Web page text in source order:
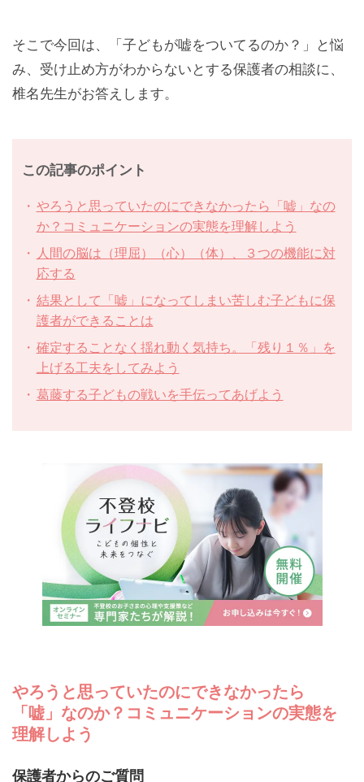
そこで今回は、「子どもが嘘をついてるのか？」と悩
み、受け止め方がわからないとする保護者の相談に、
椎名先生がお答えします。
この記事のポイント
やろうと思っていたのにできなかったら「嘘」なの
か？コミュニケーションの実態を理解しよう
人間の脳は（理屈）（心）（体）、３つの機能に対
応する
結果として「嘘」になってしまい苦しむ子どもに保
護者ができることは
確定することなく揺れ動く気持ち。「残り１％」を
上げる工夫をしてみよう
葛藤する子どもの戦いを手伝ってあげよう
やろうと思っていたのにできなかったら
「嘘」なのか？コミュニケーションの実態を
理解しよう
保護者からのご質問